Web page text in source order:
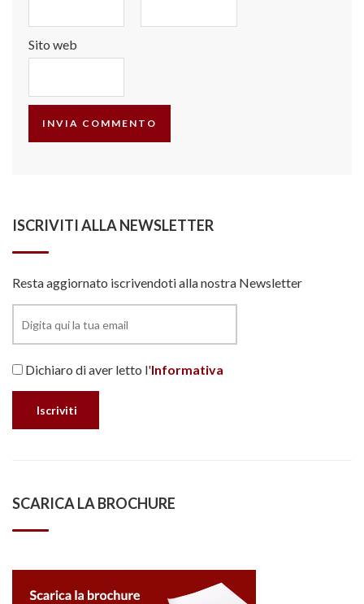
Sito web
ISCRIVITI ALLA NEWSLETTER
Resta aggiornato iscrivendoti alla nostra Newsletter
Dichiaro di aver letto l'Informativa
SCARICA LA BROCHURE